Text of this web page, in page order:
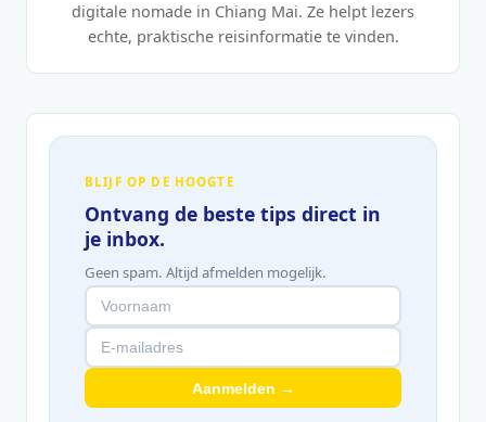
digitale nomade in Chiang Mai. Ze helpt lezers
echte, praktische reisinformatie te vinden.
BLIJF OP DE HOOGTE
Ontvang de beste tips direct in
je inbox.
Geen spam. Altijd afmelden mogelijk.
Aanmelden →